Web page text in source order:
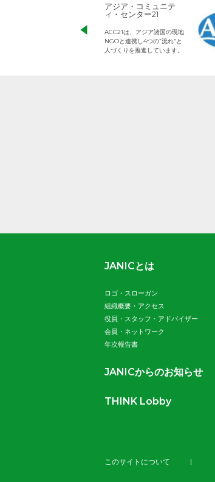
アジア・コミュニテ
ィ・センター21
ACC21は、アジア諸国の現地
NGOと連携し4つの“流れ”と
人づくりを推進しています。
JANICとは
ロゴ・スローガン
組織概要・アクセス
役員・スタッフ・アドバイザー
会員・ネットワーク
年次報告書
JANICからのお知らせ
THINK Lobby
このサイトについて